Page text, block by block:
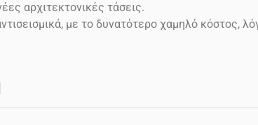
αρχιτεκτονικές τάσεις.
με το δυνατότερο χαμηλό κόστος,